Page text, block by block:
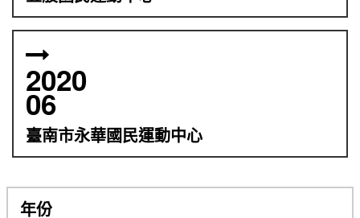
2020
06
臺南市永華國民運動中心
年份